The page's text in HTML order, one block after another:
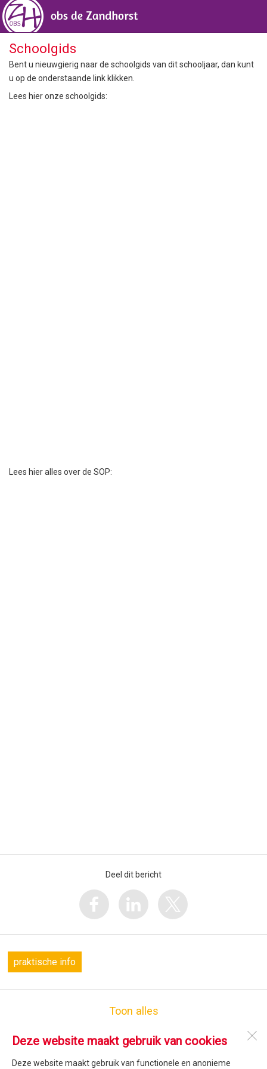
Deze website maakt gebruik van cookies
Deze website maakt gebruik van functionele en anonieme
Schoolgids
Bent u nieuwgierig naar de schoolgids van dit schooljaar, dan kunt
u op de onderstaande link klikken.
Lees hier onze schoolgids:
Lees hier alles over de SOP:
Deel dit bericht
praktische info
Toon alles
Pastoor Verhoeffpark 114